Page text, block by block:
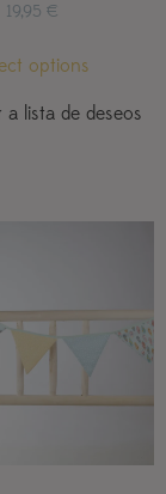
19,95 €
options
a lista de deseos